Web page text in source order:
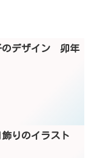
のデザイン 卯年
飾りのイラスト